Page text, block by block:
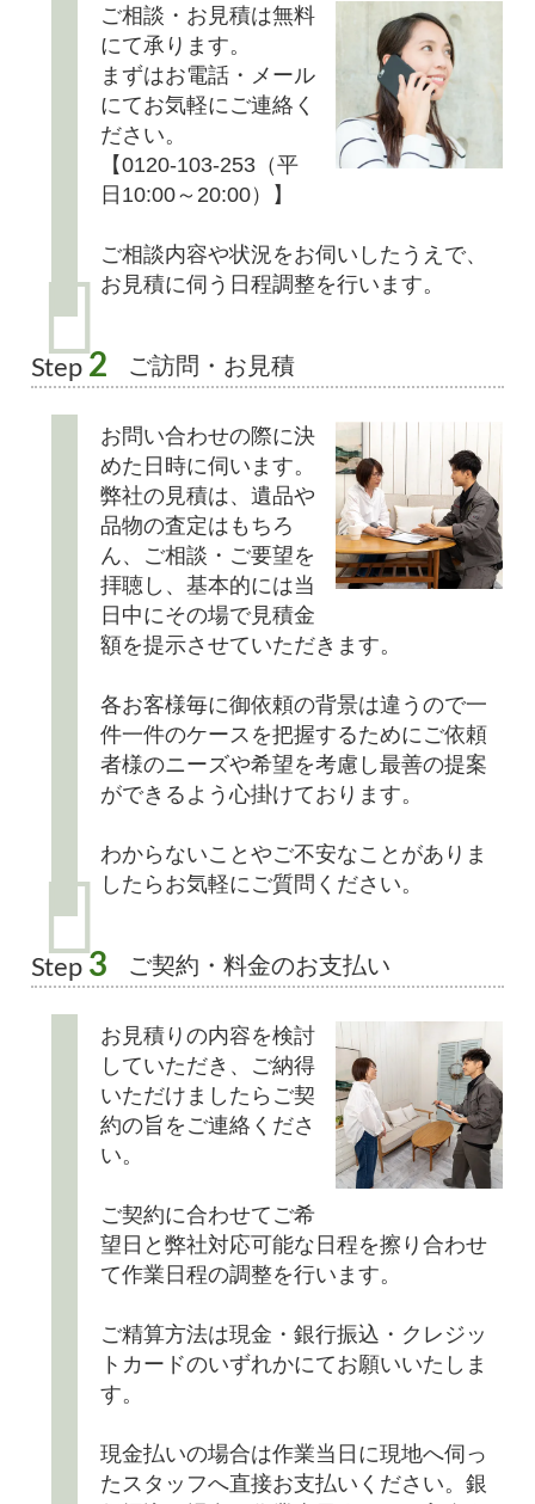
ご相談・お見積は無料
にて承ります。
まずはお電話・メール
にてお気軽にご連絡く
ださい。
【0120-103-253（平
日10:00～20:00）】
ご相談内容や状況をお伺いしたうえで、
お見積に伺う日程調整を行います。
Step 2 ご訪問・お見積
お問い合わせの際に決
めた日時に伺います。
弊社の見積は、遺品や
品物の査定はもちろ
ん、ご相談・ご要望を
拝聴し、基本的には当
日中にその場で見積金
額を提示させていただきます。
各お客様毎に御依頼の背景は違うので一
件一件のケースを把握するためにご依頼
者様のニーズや希望を考慮し最善の提案
ができるよう心掛けております。
わからないことやご不安なことがありま
したらお気軽にご質問ください。
Step 3 ご契約・料金のお支払い
お見積りの内容を検討
していただき、ご納得
いただけましたらご契
約の旨をご連絡くださ
い。
ご契約に合わせてご希
望日と弊社対応可能な日程を擦り合わせ
て作業日程の調整を行います。
ご精算方法は現金・銀行振込・クレジッ
トカードのいずれかにてお願いいたしま
す。
現金払いの場合は作業当日に現地へ伺っ
たスタッフへ直接お支払いください。銀